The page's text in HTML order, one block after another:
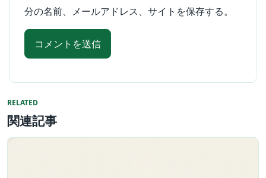
分の名前、メールアドレス、サイトを保存する。
RELATED
関連記事